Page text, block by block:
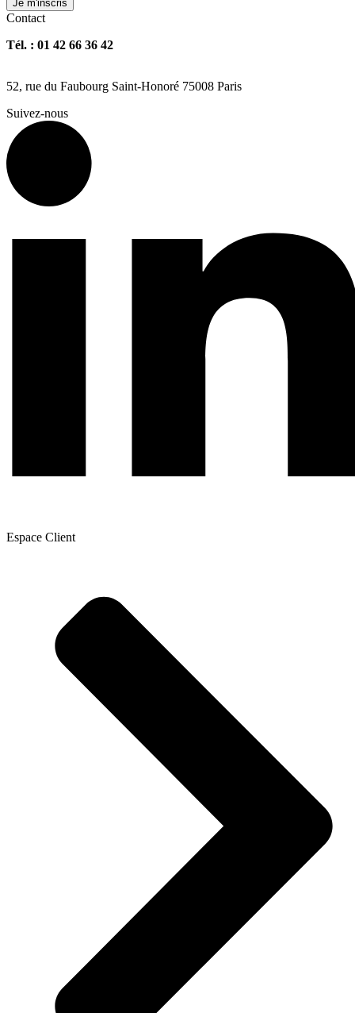
Je m'inscris
Contact
Tél. : 01 42 66 36 42
52, rue du Faubourg Saint-Honoré 75008 Paris
Suivez-nous
Espace Client